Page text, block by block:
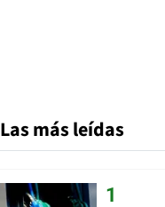
Las más leídas